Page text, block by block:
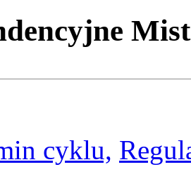
cyklu,